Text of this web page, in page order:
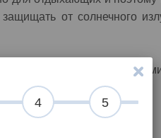
4 5
от солнечного